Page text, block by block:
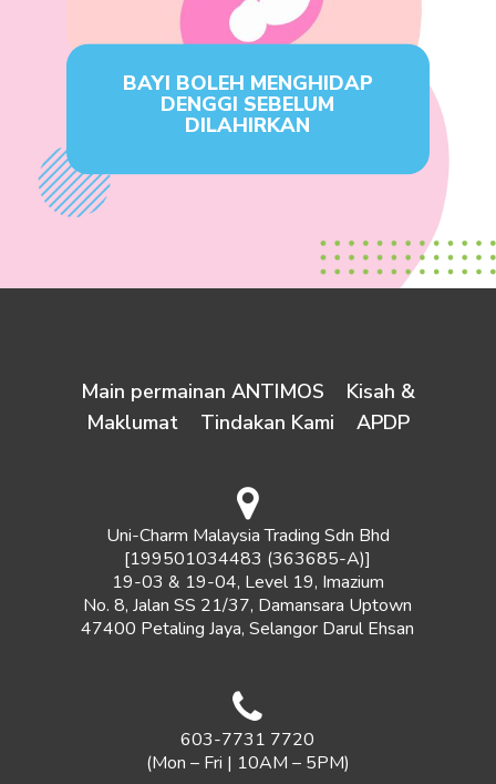
BAYI BOLEH MENGHIDAP
DENGGI SEBELUM
DILAHIRKAN
Main permainan ANTIMOS
Kisah &
Maklumat
Tindakan Kami APDP
Uni-Charm Malaysia Trading Sdn Bhd
[199501034483 (363685-A)]
19-03 & 19-04, Level 19, Imazium
No. 8, Jalan SS 21/37, Damansara Uptown
47400 Petaling Jaya, Selangor Darul Ehsan
603-7731 7720
(Mon – Fri | 10AM – 5PM)